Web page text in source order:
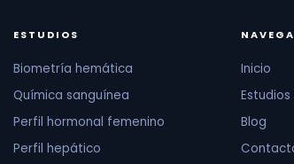
ESTUDIOS
Biometría hemática
Química sanguínea
Perfil hormonal femenino
Perfil hepático
Inicio
Blog